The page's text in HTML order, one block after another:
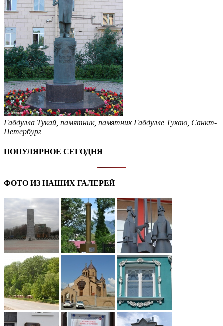
Габдулла Тукай памятник, памятник Габдулле Тукаю Санкт-
Петербург
ПОПУЛЯРНОЕ СЕГОДНЯ
ФОТО ИЗ НАШИХ ГАЛЕРЕЙ